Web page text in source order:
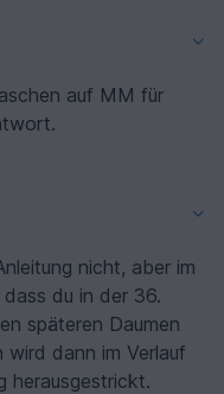
auf MM für
nicht, aber im
du in der 36.
späteren Daumen
wird dann im Verlauf
herausgestrickt.